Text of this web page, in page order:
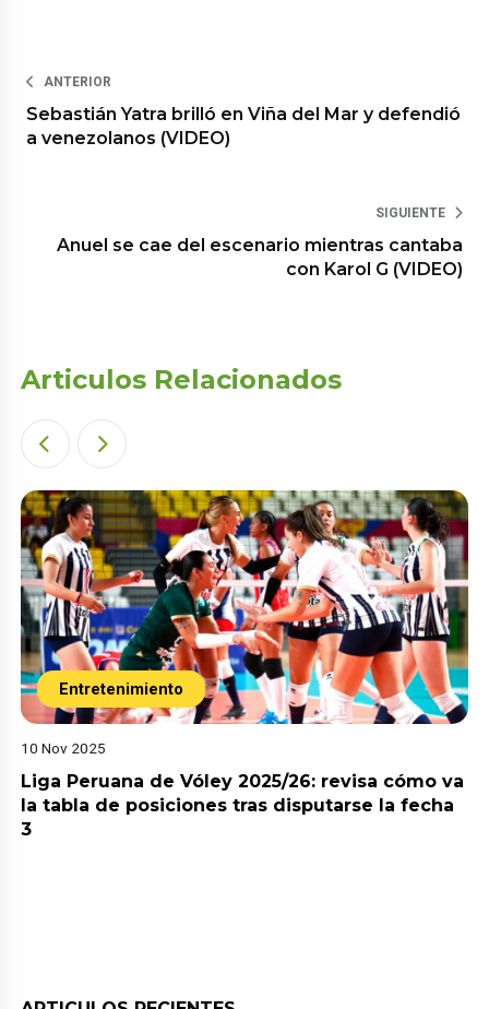
ANTERIOR
Sebastián Yatra brilló en Viña del Mar y defendió
a venezolanos (VIDEO)
SIGUIENTE
Anuel se cae del escenario mientras cantaba
con Karol G (VIDEO)
Articulos Relacionados
Entretenimiento
10 Nov 2025
Liga Peruana de Vóley 2025/26: revisa cómo va
la tabla de posiciones tras disputarse la fecha
3